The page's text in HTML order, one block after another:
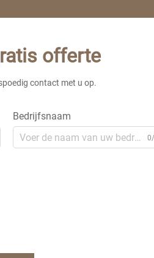
offerte
contact met u op.
Bedrijfsnaam